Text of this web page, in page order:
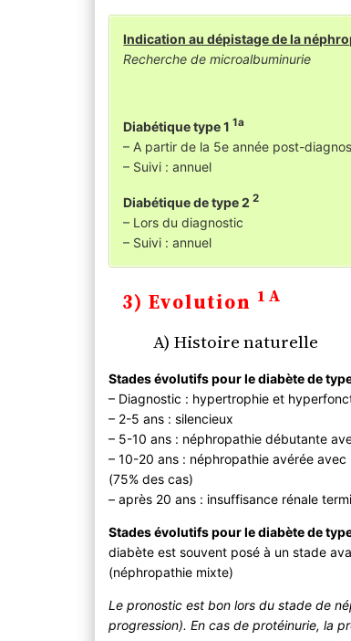
Indication au dépistage de la
Recherche de microalbuminurie
Diabétique type 11a
– A partir de la 5e année post-
– Suivi : annuel
Diabétique de type 22
– Lors du diagnostic
– Suivi : annuel
3) Evolution 1A
A) Histoire naturelle
Stades évolutifs pour le diabète de
– Diagnostic : hypertrophie et
– 2-5 ans : silencieux
– 5-10 ans : néphropathie débutante
– 10-20 ans : néphropathie avérée
(75% des cas)
– après 20 ans : insuffisance rénale
Stades évolutifs pour le diabète de
diabète est souvent posé à un stade
(néphropathie mixte)
Le pronostic est bon lors du stade de
progression). En cas de protéinurie, la